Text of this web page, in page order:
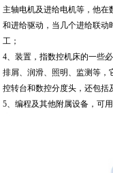
主轴电机及进给电机等，他在
和进给驱动，当几个进给联动
工；
4、装置，指数控机床的一些
排屑、润滑、照明、监测等
控转台和数控分度头，还包括
5、编程及其他附属设备，可